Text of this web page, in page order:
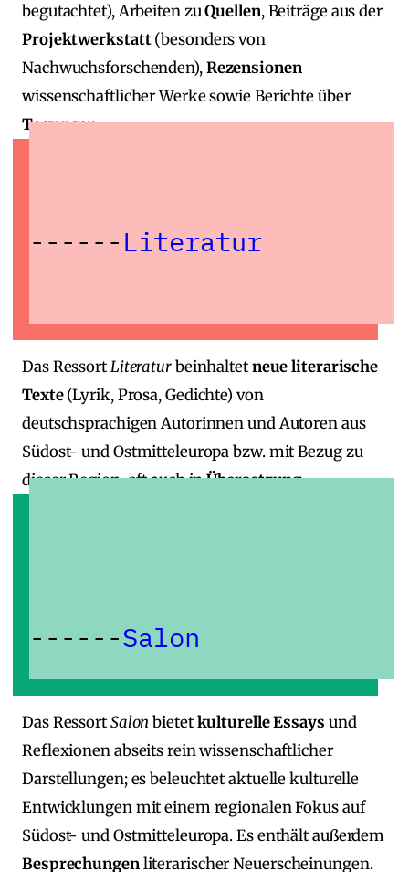
begutachtet), Arbeiten zuQuellen, Beiträge aus der
Projektwerkstatt(besonders von
Nachwuchsforschenden),Rezensionen
wissenschaftlicher Werke sowie Berichte über
Tagungen.
Literatur
Das RessortLiteraturbeinhaltetneue literarische
Texte(Lyrik, Prosa, Gedichte) von
deutschsprachigen Autorinnen und Autoren aus
Südost‑ und Ostmitteleuropa bzw. mit Bezug zu
dieser Region, oft auch inÜbersetzung.
Salon
Das RessortSalon bietetkulturelle Essays und
Reflexionen abseits rein wissenschaftlicher
Darstellungen; es beleuchtet aktuelle kulturelle
Entwicklungen mit einem regionalen Fokus auf
Südost‑ und Ostmitteleuropa. Es enthält außerdem
Besprechungenliterarischer Neuerscheinungen.